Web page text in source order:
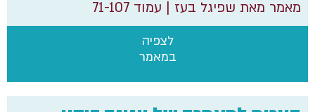
לצפיה
במאמר
מאמר מאת שפיגל בעז | עמוד 71-107